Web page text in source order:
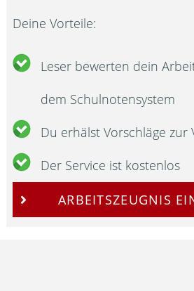
Deine Vorteile:
Leser bewerten dein
dem Schulnotensystem
Du erhälst Vorschläge zur
Der Service ist kostenlos
ARBEITSZEUGNIS